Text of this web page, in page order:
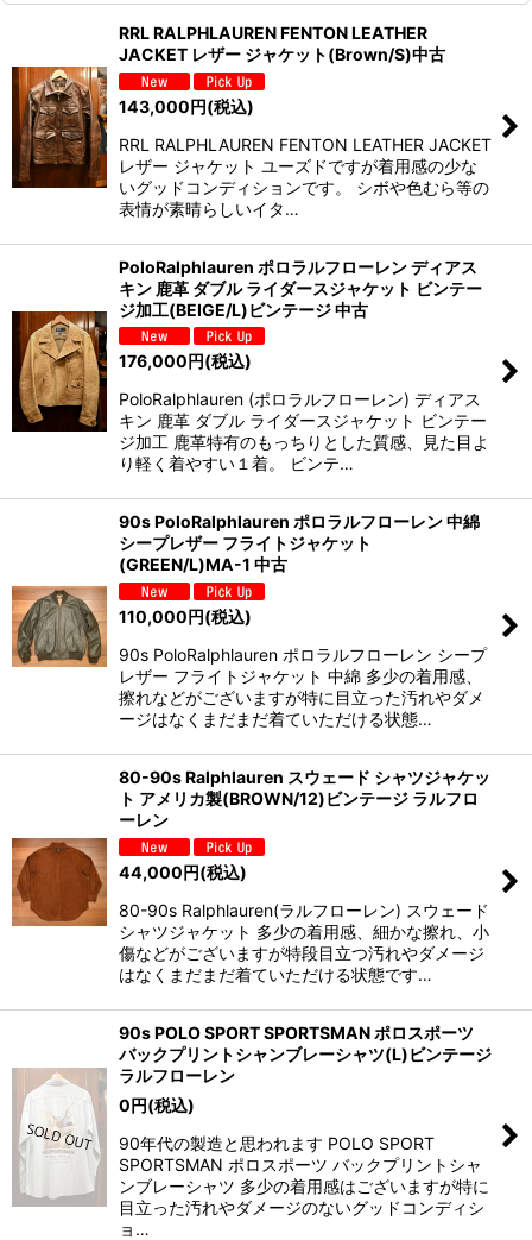
RRL RALPHLAUREN FENTON LEATHER
JACKET レザー ジャケット(Brown/S)中古
143,000円(税込)
RRL RALPHLAUREN FENTON LEATHER JACKET
レザー ジャケット ユーズドですが着用感の少な
いグッドコンディションです。 シボや色むら等の
表情が素晴らしいイタ…
PoloRalphlauren ポロラルフローレン ディアス
キン 鹿革 ダブル ライダースジャケット ビンテー
ジ加工(BEIGE/L)ビンテージ 中古
176,000円(税込)
PoloRalphlauren (ポロラルフローレン) ディアス
キン 鹿革 ダブル ライダースジャケット ビンテー
ジ加工 鹿革特有のもっちりとした質感、見た目よ
り軽く着やすい１着。 ビンテ…
90s PoloRalphlauren ポロラルフローレン 中綿
シープレザー フライトジャケット
(GREEN/L)MA-1 中古
110,000円(税込)
90s PoloRalphlauren ポロラルフローレン シープ
レザー フライトジャケット 中綿 多少の着用感、
擦れなどがございますが特に目立った汚れやダメ
ージはなくまだまだ着ていただける状態…
80-90s Ralphlauren スウェード シャツジャケッ
ト アメリカ製(BROWN/12)ビンテージ ラルフロ
ーレン
44,000円(税込)
80-90s Ralphlauren(ラルフローレン) スウェード
シャツジャケット 多少の着用感、細かな擦れ、小
傷などがございますが特段目立つ汚れやダメージ
はなくまだまだ着ていただける状態です…
90s POLO SPORT SPORTSMAN ポロスポーツ
バックプリントシャンブレーシャツ(L)ビンテージ
ラルフローレン
0円(税込)
90年代の製造と思われます POLO SPORT
SPORTSMAN ポロスポーツ バックプリントシャ
ンブレーシャツ 多少の着用感はございますが特に
目立った汚れやダメージのないグッドコンディシ
ョ…